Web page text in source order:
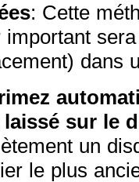
: Cette
important
dans
sur le
un
le plus